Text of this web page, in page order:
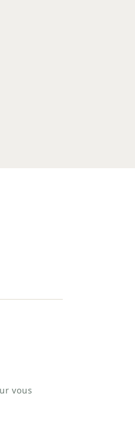
vous